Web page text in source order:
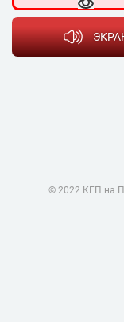
© 2022 КГП на